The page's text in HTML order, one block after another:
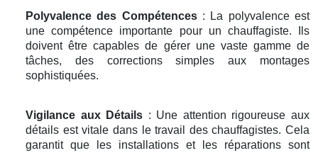
Polyvalence des Compétences: La polyvalence est
une compétence importante pour un chauffagiste. Ils
doivent être capables de gérer une vaste gamme de
tâches, des corrections simples aux montages
sophistiquées.
Vigilance aux Détails : Une attention rigoureuse aux
détails est vitale dans le travail des chauffagistes. Cela
garantit que les installations et les réparations sont